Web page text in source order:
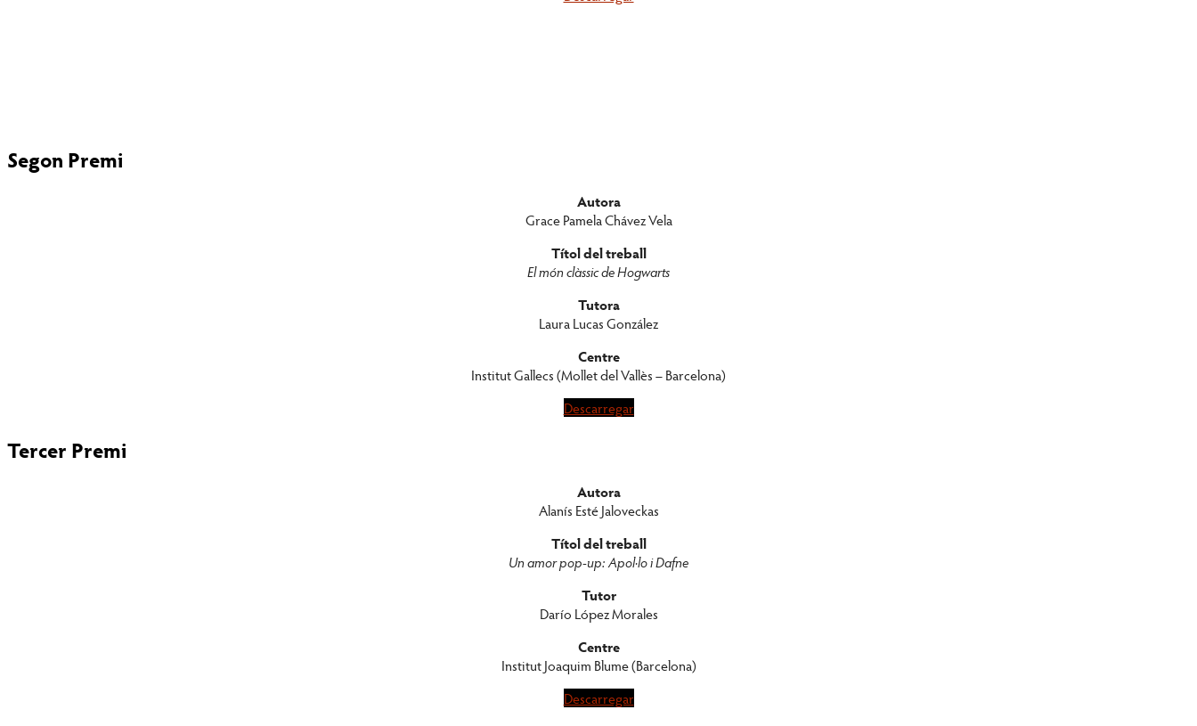
Segon Premi
Autora
Grace Pamela Chávez Vela
Títol del treball
El món clàssic de Hogwarts
Tutora
Laura Lucas González
Centre
Institut Gallecs (Mollet del Vallès – Barcelona)
Descarregar
Tercer Premi
Autora
Alanís Esté Jaloveckas
Títol del treball
Un amor pop-up: Apol·lo i Dafne
Tutor
Darío López Morales
Centre
Institut Joaquim Blume (Barcelona)
Descarregar